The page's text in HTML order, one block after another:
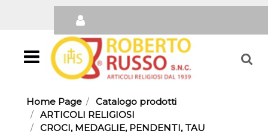
Open
Home Page
Catalogo prodotti
ARTICOLI RELIGIOSI
CROCI, MEDAGLIE, PENDENTI, TAU